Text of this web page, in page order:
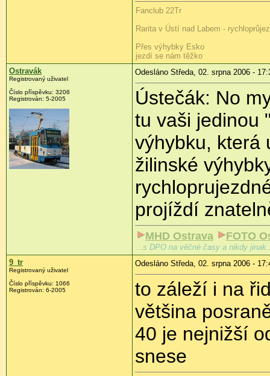
Fanclub 22Tr
Rarita v Ústí nad Labem -
Přes výhybky Esko
jezdí se nám těžko
Ostravák
Registrovaný uživatel
Číslo příspěvku: 3206
Registrován: 5-2005
Odesláno Středa, 02. srpna 2006 -
Ústečák: No
tu vaši jedinou
výhybku, která
žilinské
projíždí
MHD Ostrava FOTO
...s DPO na věčné časy a nikdy
9_tr
Registrovaný uživatel
Číslo příspěvku: 1066
Registrován: 6-2005
Odesláno Středa, 02. srpna 2006 -
to záleží i na
většina
40 je nejnižší
snese